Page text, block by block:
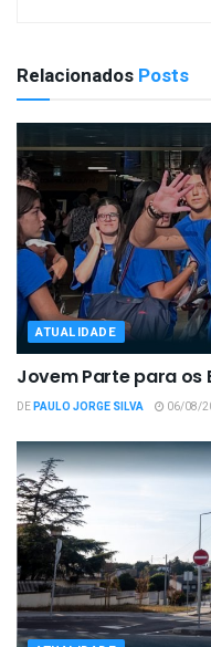
Relacionados Posts
ATUALIDADE
Jovem Parte para os
DEPAULO JORGE SILVA 06/08/